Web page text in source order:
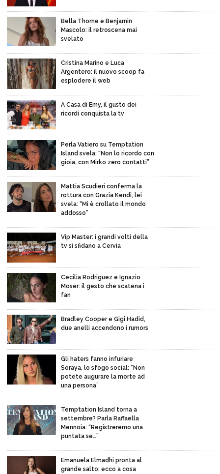
Bella Thorne e Benjamin
Mascolo: il retroscena mai
svelato
Cristina Marino e Luca
Argentero: il nuovo scoop fa
esplodere il web
A Casa di Emy, il gusto dei
ricordi conquista la tv
Perla Vatiero su Temptation
Island svela: “Non lo ricordo con
gioia, con Mirko zero contatti”
Mattia Scudieri conferma la
rottura con Grazia Kendi, lei
svela: “Mi è crollato il mondo
addosso”
Vip Master: i grandi volti della
tv si sfidano a Cervia
Cecilia Rodriguez e Ignazio
Moser: il gesto che scatena i
fan
Bradley Cooper e Gigi Hadid,
due anelli accendono i rumors
Gli haters fanno infuriare
Soraya, lo sfogo social: “Non
potete augurare la morte ad
una persona”
Temptation Island torna a
settembre? Parla Raffaella
Mennoia: “Registreremo una
puntata se…”
Emanuela Elmadhi pronta al
grande salto: ecco a cosa